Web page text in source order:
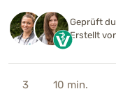
Geprüft
Erstellt
3 10 min.